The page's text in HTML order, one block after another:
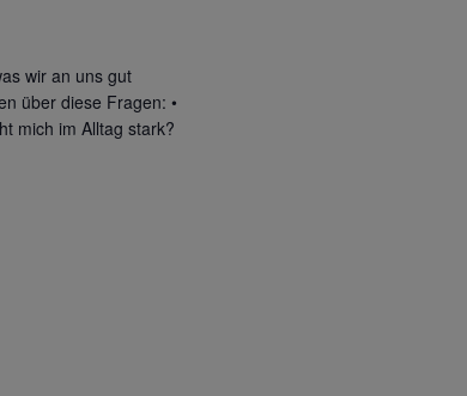
wir an uns gut
über diese Fragen: •
mich im Alltag stark?